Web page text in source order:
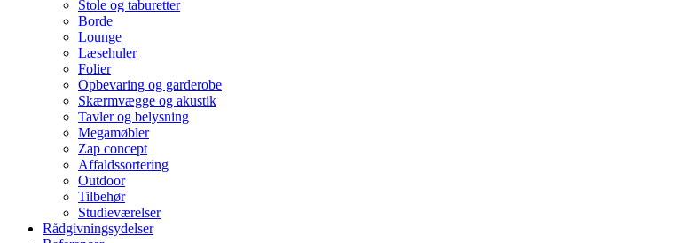
Stole og taburetter
Borde
Lounge
Læsehuler
Folier
Opbevaring og garderobe
Skærmvægge og akustik
Tavler og belysning
Megamøbler
Zap concept
Affaldssortering
Outdoor
Tilbehør
Studieværelser
Rådgivningsydelser